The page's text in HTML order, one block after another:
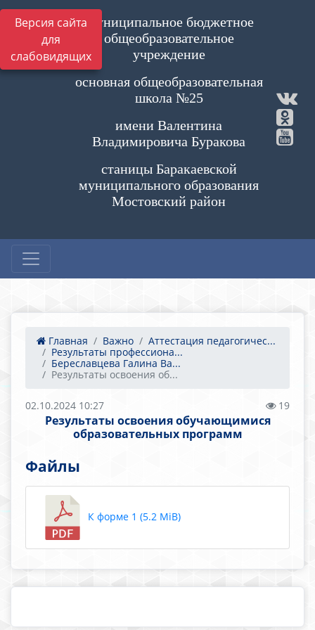
Версия сайта
для
слабовидящих
Муниципальное бюджетное
общеобразовательное
учреждение
основная общеобразовательная
школа №25
имени Валентина
Владимировича Буракова
станицы Баракаевской
муниципального образования
Мостовский район
Главная Важно
Аттестация педагогичес...
Результаты профессиона...
Береславцева Галина Ва...
Результаты освоения об...
02.10.2024 10:27 19
Результаты освоения обучающимися
образовательных программ
Файлы
К форме 1 (5.2 MiB)